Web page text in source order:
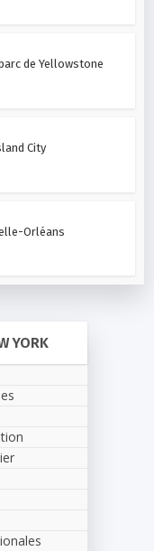
de Yellowstone
City
Orléans
YORK